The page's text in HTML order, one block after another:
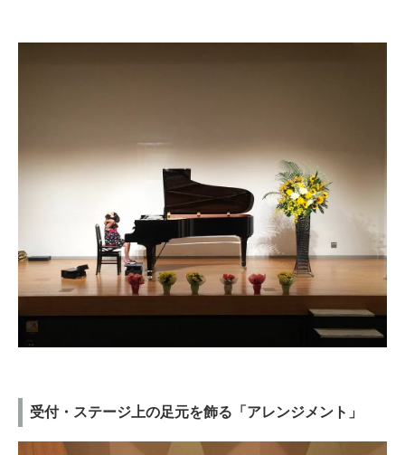
受付・ステージ上の足元を飾る「アレンジメント」